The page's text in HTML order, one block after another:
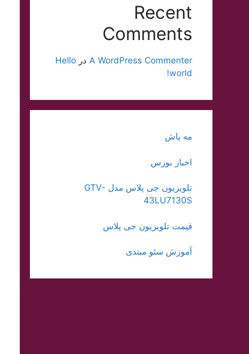
Recent
Comments
A WordPress Commenter در Hello
world!
مه پاش
اخبار بورس
تلویزیون جی پلاس مدل GTV-
43LU7130S
قیمت تلویزیون جی پلاس
آموزش سئو مبتدی